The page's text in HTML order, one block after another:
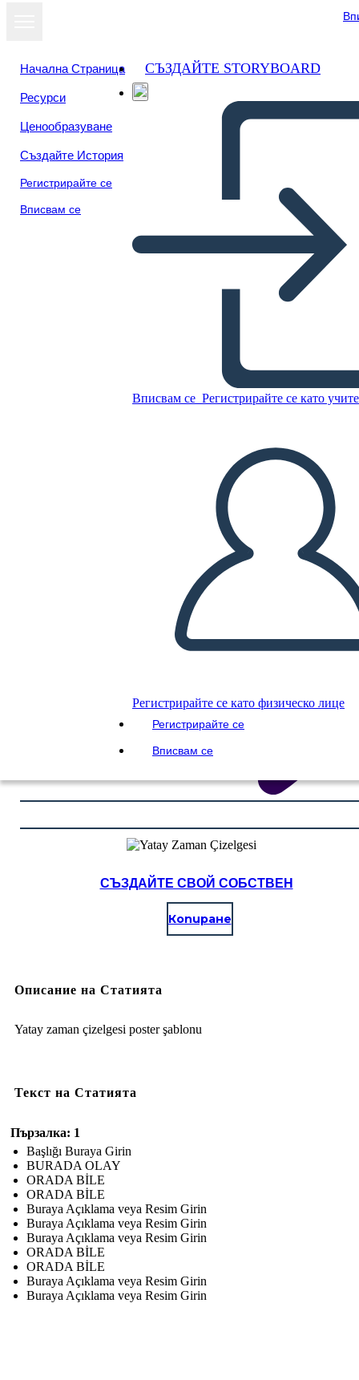
Начална Страница
Ресурси
Ценообразуване
Създайте История
Регистрирайте се
Вписвам се
СЪЗДАЙТЕ STORYBOARD
Вписвам се Регистрирайте се като
Регистрирайте се като физическо лице
Регистрирайте се
Вписвам се
Копирайте този Storyboard
СЪЗДАЙТЕ СЦЕНАРИЙ
ПУСКАНЕ НА СЛАЙДШОУ
ЧЕТИ МИ
СЪЗДАЙТЕ СВОЙ СОБСТВЕН
Копиране
Описание на Статията
Yatay zaman çizelgesi poster şablonu
Текст на Статията
Пързалка: 1
Başlığı Buraya Girin
BURADA OLAY
ORADA BİLE
ORADA BİLE
Buraya Açıklama veya Resim Girin
Buraya Açıklama veya Resim Girin
Buraya Açıklama veya Resim Girin
ORADA BİLE
ORADA BİLE
Buraya Açıklama veya Resim Girin
Buraya Açıklama veya Resim Girin